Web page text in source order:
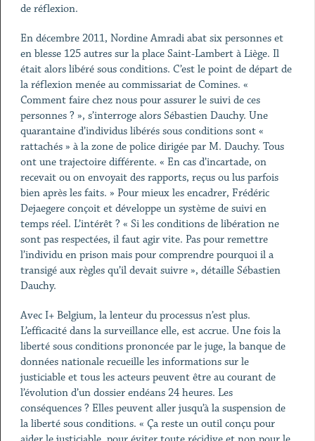
de réflexion.
En décembre 2011, Nordine Amradi abat six personnes et
en blesse 125 autres sur la place Saint-Lambert à Liège. Il
était alors libéré sous conditions. C’est le point de départ de
la réflexion menée au commissariat de Comines. «
Comment faire chez nous pour assurer le suivi de ces
personnes ? », s’interroge alors Sébastien Dauchy. Une
quarantaine d’individus libérés sous conditions sont «
rattachés » à la zone de police dirigée par M. Dauchy. Tous
ont une trajectoire différente. « En cas d’incartade, on
recevait ou on envoyait des rapports, reçus ou lus parfois
bien après les faits. » Pour mieux les encadrer, Frédéric
Dejaegere conçoit et développe un système de suivi en
temps réel. L’intérêt ? « Si les conditions de libération ne
sont pas respectées, il faut agir vite. Pas pour remettre
l’individu en prison mais pour comprendre pourquoi il a
transigé aux règles qu’il devait suivre », détaille Sébastien
Dauchy.
Avec I+ Belgium, la lenteur du processus n’est plus.
L’efficacité dans la surveillance elle, est accrue. Une fois la
liberté sous conditions prononcée par le juge, la banque de
données nationale recueille les informations sur le
justiciable et tous les acteurs peuvent être au courant de
l’évolution d’un dossier endéans 24 heures. Les
conséquences ? Elles peuvent aller jusqu’à la suspension de
la liberté sous conditions. « Ça reste un outil conçu pour